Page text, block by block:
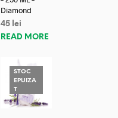
Diamond
45 lei
READ MORE
STOC
EPUIZA
T